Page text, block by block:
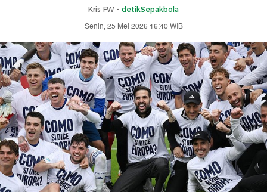
Kris FW - detikSepakbola
Senin, 25 Mei 2026 16:40 WIB